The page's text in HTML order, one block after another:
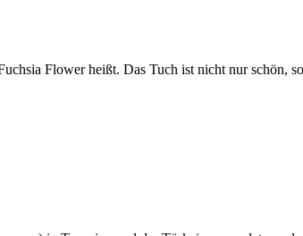
Flower heißt. Das Tuch ist nicht nur schön,